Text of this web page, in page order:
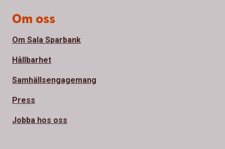
Om oss
Om Sala Sparbank
Hållbarhet
Samhällsengagemang
Press
Jobba hos oss